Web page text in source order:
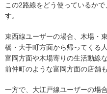
この2路線をどう使っているか
す。
東西線ユーザーの場合、木場・
橋・大手町方面から帰ってくる
富岡方面や木場寄りの生活動線
前仲町のような富岡方面の店舗
一方で、大江戸線ユーザーの場